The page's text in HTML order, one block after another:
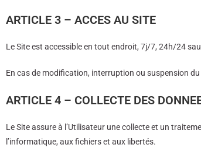
ARTICLE 3 – ACCES AU SITE
Le Site est accessible en tout endroit, 7j/7, 24h/24
En cas de modification, interruption ou suspension
ARTICLE 4 – COLLECTE DES
Le Site assure à l’Utilisateur une collecte et un
l’informatique, aux fichiers et aux libertés.